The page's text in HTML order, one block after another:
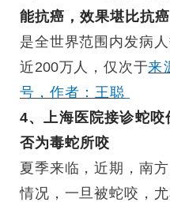
能抗癌，效果堪比抗
是全世界范围内发病
近200万人，仅次于来
号，作者：王聪
4、上海医院接诊蛇
否为毒蛇所咬
夏季来临，近期，南
情况，一旦被蛇咬，